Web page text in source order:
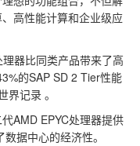
高性能计算和企业级应
器比同类产品带来了高
的SAP SD 2 Tier性能
记录 。
AMD EPYC处理器提供
据中心的经济性。